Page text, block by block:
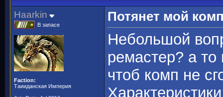
Haarkin
В запасе
Faction:
Таииданская Империя
Потянет мой
Небольшой
ремастер? а то
чтоб комп не